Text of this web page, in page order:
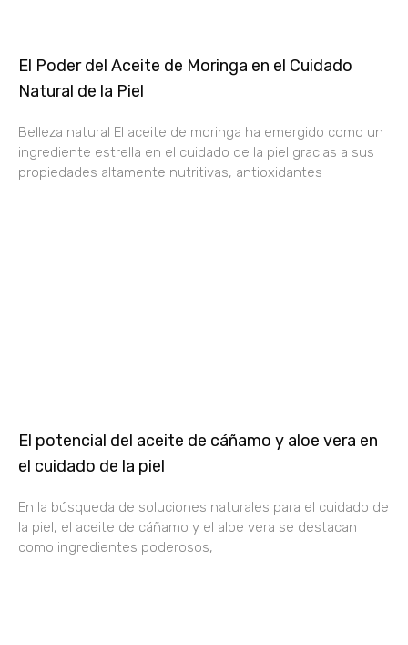
El Poder del Aceite de Moringa en el Cuidado
Natural de la Piel
Belleza natural El aceite de moringa ha emergido como un
ingrediente estrella en el cuidado de la piel gracias a sus
propiedades altamente nutritivas, antioxidantes
El potencial del aceite de cáñamo y aloe vera en
el cuidado de la piel
En la búsqueda de soluciones naturales para el cuidado de
la piel, el aceite de cáñamo y el aloe vera se destacan
como ingredientes poderosos,